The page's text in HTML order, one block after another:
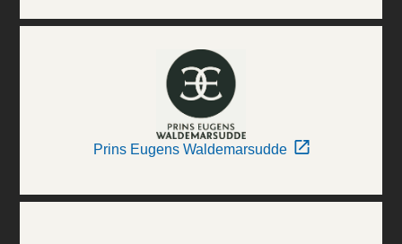
Prins Eugens Waldemarsudde